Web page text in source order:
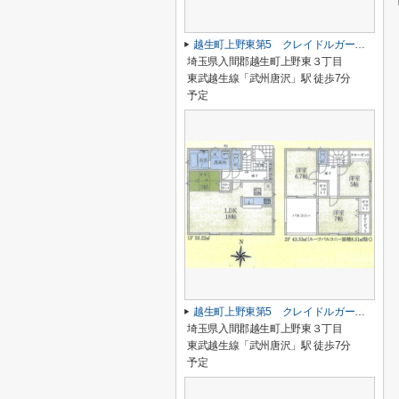
越生町上野東第5 クレイドルガーデン 新築戸建 全6棟 2号棟
埼玉県入間郡越生町上野東３丁目
東武越生線「武州唐沢」駅 徒歩7分
予定
越生町上野東第5 クレイドルガーデン 新築戸建 全6棟 1号棟
埼玉県入間郡越生町上野東３丁目
東武越生線「武州唐沢」駅 徒歩7分
予定